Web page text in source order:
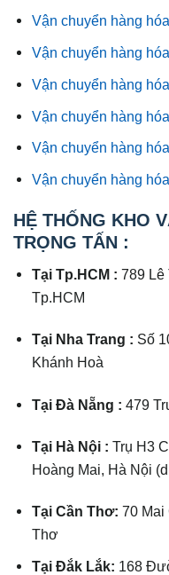
Vận chuyển hàng
Vận chuyển hàng
Vận chuyển hàng
Vận chuyển hàng
Vận chuyển hàng
Vận chuyển hàng
HỆ THỐNG KHO
TRỌNG TẤN :
Tại Tp.HCM :789 Lê
Tp.HCM
Tại Nha Trang : Số
Khánh Hoà
Tại Đà Nẵng :479
Tại Hà Nội :Trụ H3
Hoàng Mai, Hà Nội
Tại Cần Thơ: 70 Mai
Thơ
Tại Đắk Lắk: 168